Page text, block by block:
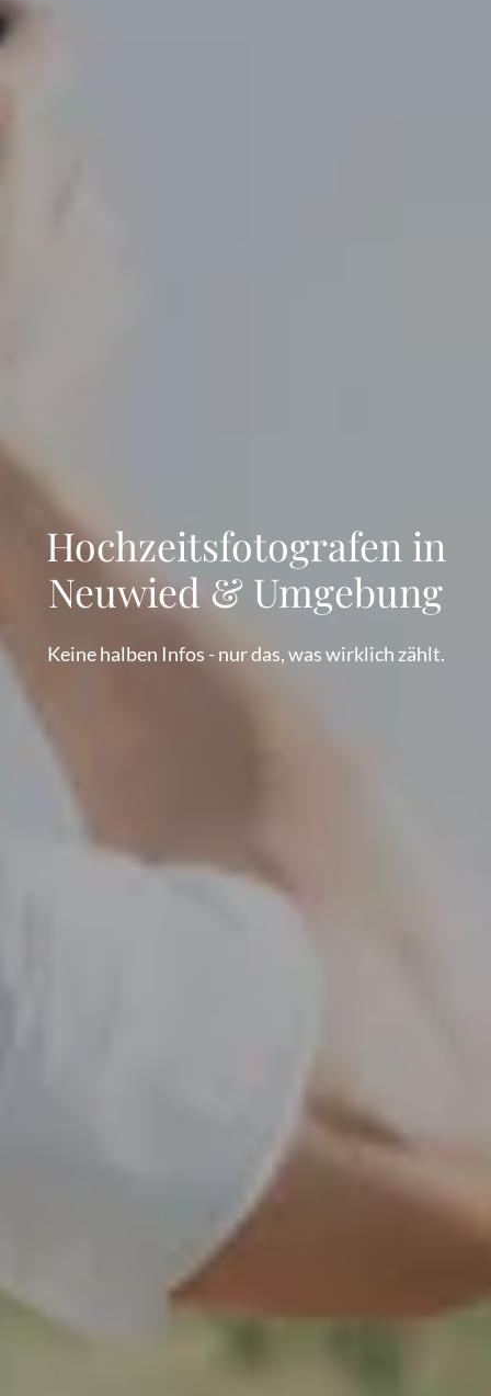
Hochzeitsfotografen in
Neuwied & Umgebung
Keine halben Infos - nur das, was wirklich zählt.